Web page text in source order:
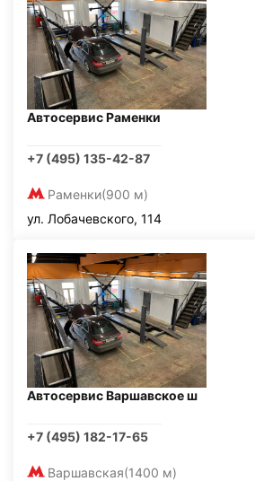
Автосервис Раменки
+7 (495) 135-42-87
Раменки(900 м)
ул. Лобачевского, 114
Автосервис Варшавское ш
+7 (495) 182-17-65
Варшавская(1400 м)